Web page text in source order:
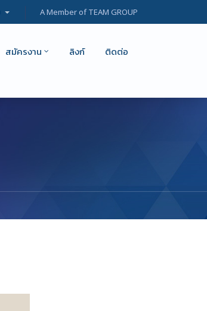
A Member of TEAM GROUP
สมัครงาน ลิงก์ ติดต่อ